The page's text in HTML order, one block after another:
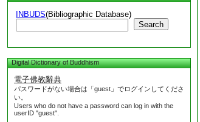
INBUDS(Bibliographic Database)
Search
Digital Dictionary of Buddhism
電子佛教辭典
パスワードがない場合は「guest」でログインしてくださ
い。
Users who do not have a password can log in with the
userID "guest".